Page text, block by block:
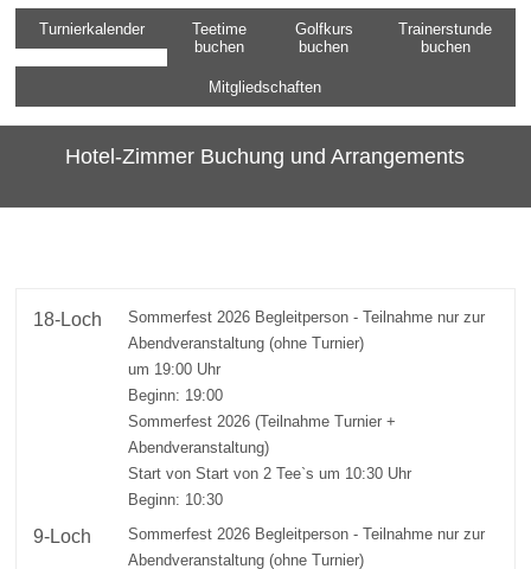
Turnierkalender
Teetime
buchen
Golfkurs
buchen
Trainerstunde
buchen
Mitgliedschaften
Hotel-Zimmer Buchung und Arrangements
18-Loch
Sommerfest 2026 Begleitperson - Teilnahme nur zur
Abendveranstaltung (ohne Turnier)
um 19:00 Uhr
Beginn: 19:00
Sommerfest 2026 (Teilnahme Turnier +
Abendveranstaltung)
Start von Start von 2 Tee`s um 10:30 Uhr
Beginn: 10:30
9-Loch
Sommerfest 2026 Begleitperson - Teilnahme nur zur
Abendveranstaltung (ohne Turnier)